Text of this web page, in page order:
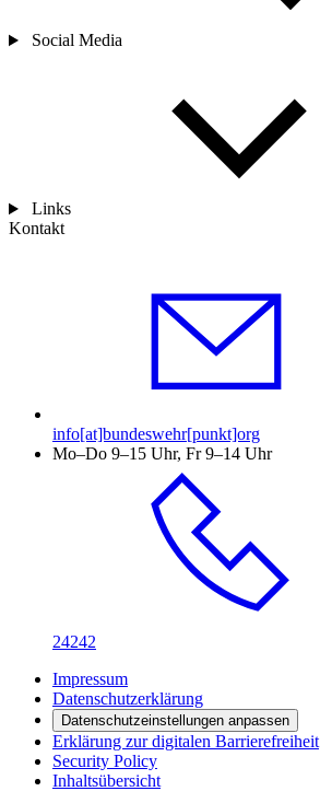
Social Media
Links
Kontakt
info[at]bundeswehr[punkt]org
Mo–Do 9–15 Uhr, Fr 9–14 Uhr
24242
Impressum
Datenschutzerklärung
Datenschutzeinstellungen anpassen
Erklärung zur digitalen Barrierefreiheit
Security Policy
Inhaltsübersicht